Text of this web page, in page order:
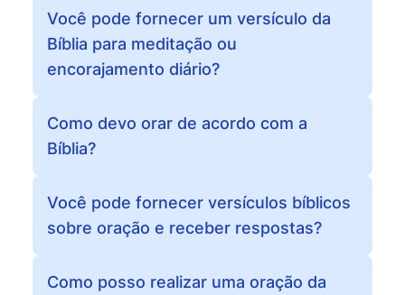
Você pode fornecer um versículo da
Bíblia para meditação ou
encorajamento diário?
Como devo orar de acordo com a
Bíblia?
Você pode fornecer versículos bíblicos
sobre oração e receber respostas?
Como posso realizar uma oração da